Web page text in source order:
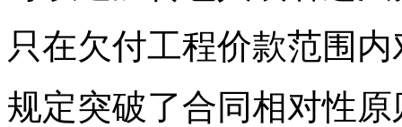
只在欠付工程价款范围
规定突破了合同相对性